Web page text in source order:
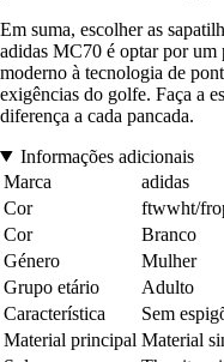
Em suma, escolher as
adidas MC70 é optar por um
moderno à tecnologia de
exigências do golfe. Faça a
diferença a cada pancada.
Informações adicionais
Marca
adidas
Cor
ftwwht/
Cor
Branco
Género
Mulher
Grupo etário
Adulto
Característica
Sem
Material principal Material